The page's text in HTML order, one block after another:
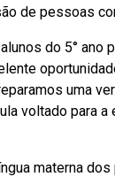
de pessoas
do 5° ano
uma
voltado para
materna